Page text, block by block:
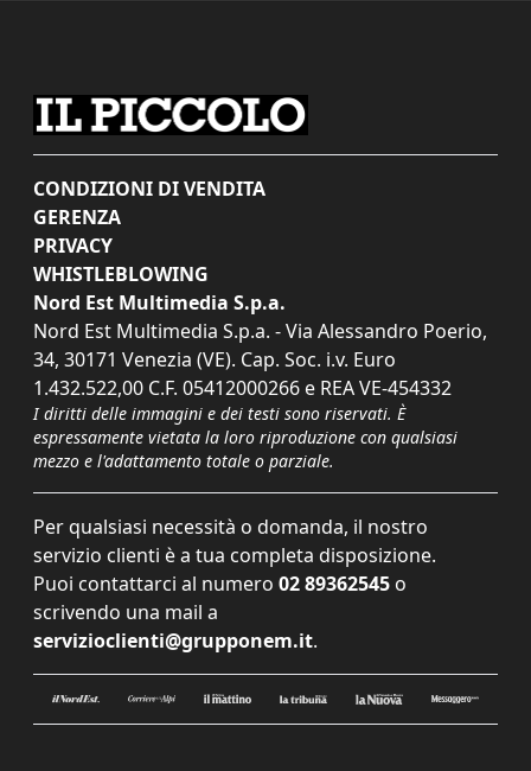
CONDIZIONI DI VENDITA
GERENZA
PRIVACY
WHISTLEBLOWING
Nord Est Multimedia S.p.a.
Nord Est Multimedia S.p.a. - Via Alessandro Poerio,
34, 30171 Venezia (VE). Cap. Soc. i.v. Euro
1.432.522,00 C.F. 05412000266 e REA VE-454332
I diritti delle immagini e dei testi sono riservati. È
espressamente vietata la loro riproduzione con qualsiasi
mezzo e l'adattamento totale o parziale.
Per qualsiasi necessità o domanda, il nostro
servizio clienti è a tua completa disposizione.
Puoi contattarci al numero 02 89362545 o
scrivendo una mail a
servizioclienti@grupponem.it.